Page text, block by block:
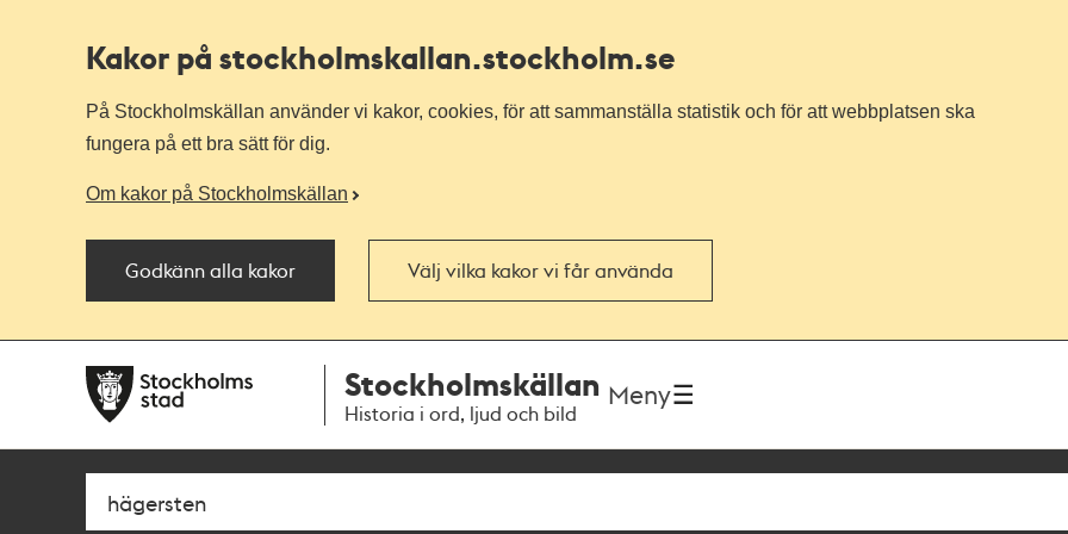
Kakor på stockholmskallan.stockholm.se
På Stockholmskällan använder vi kakor, cookies, för att sammanställa statistik och för att webbplatsen ska
fungera på ett bra sätt för dig.
Om kakor på Stockholmskällan
Godkänn alla kakor Välj vilka kakor vi får använda
navigationen
huvudinnehållet
Stockholmskällan
Historia i ord, ljud och bild
Meny
Sök